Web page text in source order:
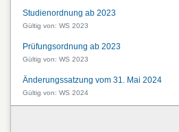
Studienordnung ab 2023
Gültig von: WS 2023
Prüfungsordnung ab 2023
Gültig von: WS 2023
Änderungssatzung vom 31. Mai 2024
Gültig von: WS 2024